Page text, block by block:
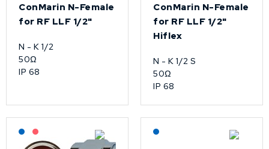
ConMarin N-Female
for RF LLF 1/2"
N - K 1/2
50Ω
IP 68
ConMarin N-Female
for RF LLF 1/2"
Hiflex
N - K 1/2 S
50Ω
IP 68
Lagerført: NEK Kabel
På forespørsel Lagerført: NEK Kabel